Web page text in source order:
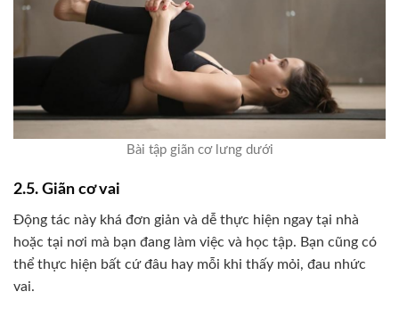
Bài tập giãn cơ lưng dưới
2.5. Giãn cơ vai
Động tác này khá đơn giản và dễ thực hiện ngay tại nhà
hoặc tại nơi mà bạn đang làm việc và học tập. Bạn cũng có
thể thực hiện bất cứ đâu hay mỗi khi thấy mỏi, đau nhức
vai.